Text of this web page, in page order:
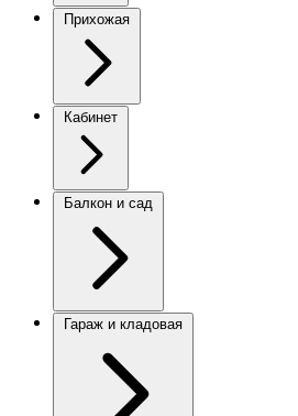
Прихожая
Кабинет
Балкон и сад
Гараж и кладовая